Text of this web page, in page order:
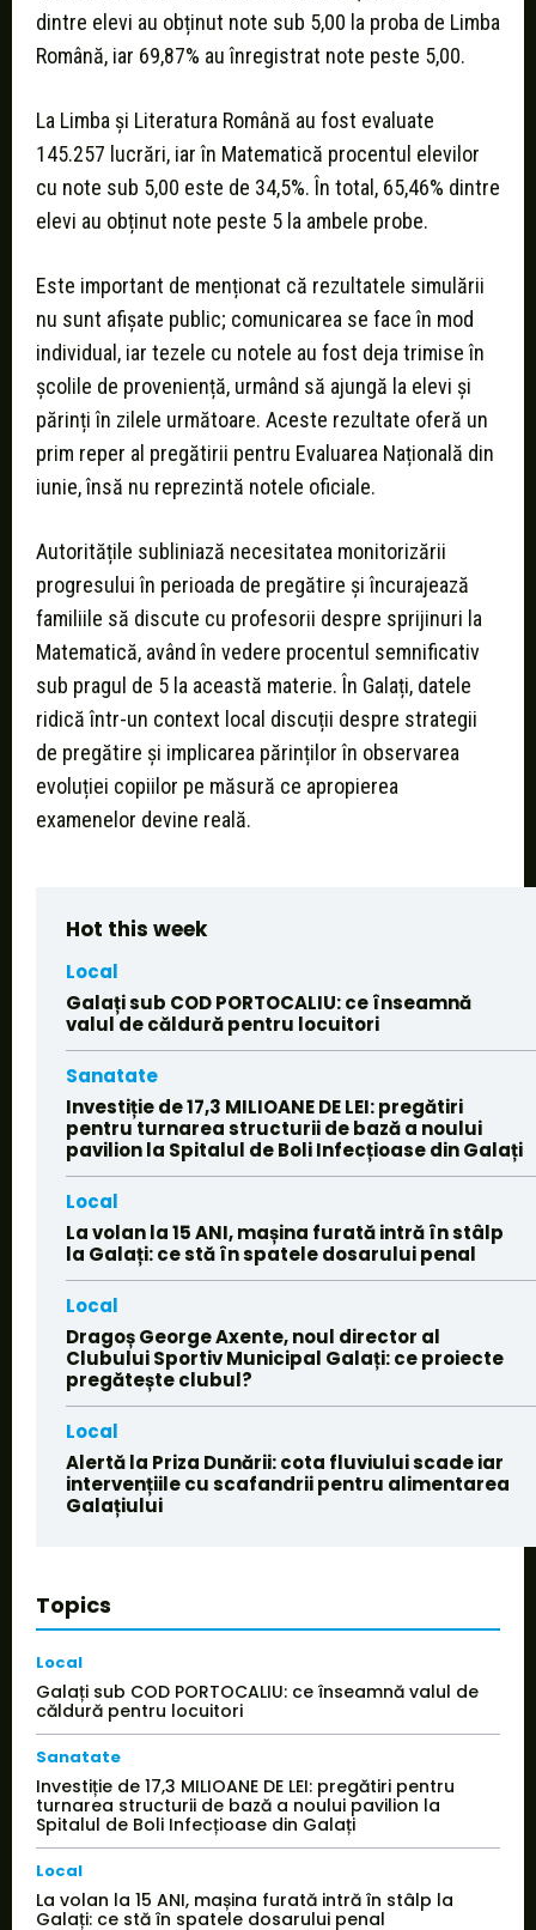
dintre elevi au obținut note sub 5,00 la proba de Limba
Română, iar 69,87% au înregistrat note peste 5,00.
La Limba și Literatura Română au fost evaluate
145.257 lucrări, iar în Matematică procentul elevilor
cu note sub 5,00 este de 34,5%. În total, 65,46% dintre
elevi au obținut note peste 5 la ambele probe.
Este important de menționat că rezultatele simulării
nu sunt afișate public; comunicarea se face în mod
individual, iar tezele cu notele au fost deja trimise în
școlile de proveniență, urmând să ajungă la elevi și
părinți în zilele următoare. Aceste rezultate oferă un
prim reper al pregătirii pentru Evaluarea Națională din
iunie, însă nu reprezintă notele oficiale.
Autoritățile subliniază necesitatea monitorizării
progresului în perioada de pregătire și încurajează
familiile să discute cu profesorii despre sprijinuri la
Matematică, având în vedere procentul semnificativ
sub pragul de 5 la această materie. În Galați, datele
ridică într-un context local discuții despre strategii
de pregătire și implicarea părinților în observarea
evoluției copiilor pe măsură ce apropierea
examenelor devine reală.
Hot this week
Local
Galați sub COD PORTOCALIU: ce înseamnă
valul de căldură pentru locuitori
Sanatate
Investiție de 17,3 MILIOANE DE LEI: pregătiri
pentru turnarea structurii de bază a noului
pavilion la Spitalul de Boli Infecțioase din Galați
Local
La volan la 15 ANI, mașina furată intră în stâlp
la Galați: ce stă în spatele dosarului penal
Local
Dragoș George Axente, noul director al
Clubului Sportiv Municipal Galați: ce proiecte
pregătește clubul?
Local
Alertă la Priza Dunării: cota fluviului scade iar
intervențiile cu scafandrii pentru alimentarea
Galațiului
Topics
Local
Galați sub COD PORTOCALIU: ce înseamnă valul de
căldură pentru locuitori
Sanatate
Investiție de 17,3 MILIOANE DE LEI: pregătiri pentru
turnarea structurii de bază a noului pavilion la
Spitalul de Boli Infecțioase din Galați
Local
La volan la 15 ANI, mașina furată intră în stâlp la
Galați: ce stă în spatele dosarului penal